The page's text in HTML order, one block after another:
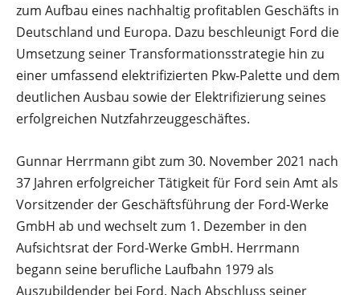
zum Aufbau eines nachhaltig profitablen Geschäfts in
Deutschland und Europa. Dazu beschleunigt Ford die
Umsetzung seiner Transformationsstrategie hin zu
einer umfassend elektrifizierten Pkw-Palette und dem
deutlichen Ausbau sowie der Elektrifizierung seines
erfolgreichen Nutzfahrzeuggeschäftes.
Gunnar Herrmann gibt zum 30. November 2021 nach
37 Jahren erfolgreicher Tätigkeit für Ford sein Amt als
Vorsitzender der Geschäftsführung der Ford-Werke
GmbH ab und wechselt zum 1. Dezember in den
Aufsichtsrat der Ford-Werke GmbH. Herrmann
begann seine berufliche Laufbahn 1979 als
Auszubildender bei Ford. Nach Abschluss seiner